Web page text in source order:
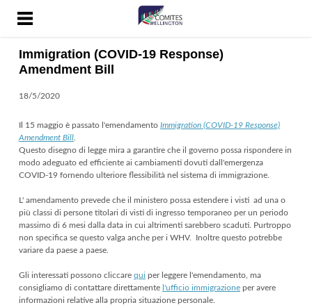
HOME
COSA SONO I COMITES
PAGINE UTILI
RADIO ONDAZZURRA
VALORIZZAZIONE
DELL'ITALIANITÀ
WORKING HOLIDAY VISA
COVID-19 NUOVA
ZELANDA
Immigration (COVID-19 Response)
Amendment Bill
18/5/2020
Il 15 maggio è passato l'emendamento Immigration (COVID-19 Response)
Amendment Bill
Questo disegno di legge mira a garantire che il governo possa rispondere in
modo adeguato ed efficiente ai cambiamenti dovuti dall'emergenza
COVID-19 fornendo ulteriore flessibilità nel sistema di immigrazione.
L' amendamento prevede che il ministero possa estendere i visti ad una o
più classi di persone titolari di visti di ingresso temporaneo per un periodo
massimo di 6 mesi dalla data in cui altrimenti sarebbero scaduti. Purtroppo
non specifica se questo valga anche per i WHV. Inoltre questo potrebbe
variare da paese a paese.
Gli interessati possono cliccare qui per leggere l'emendamento, ma
consigliamo di contattare direttamente l'ufficio immigrazione per avere
informazioni relative alla propria situazione personale.